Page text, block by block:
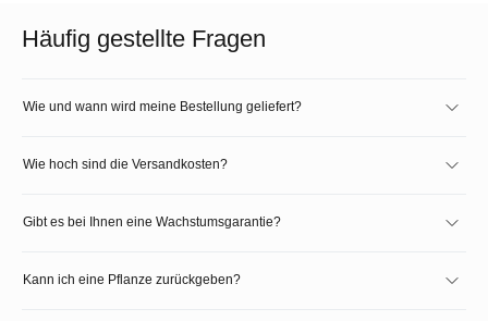
Häufig gestellte Fragen
Wie und wann wird meine Bestellung geliefert?
Wie hoch sind die Versandkosten?
Gibt es bei Ihnen eine Wachstumsgarantie?
Kann ich eine Pflanze zurückgeben?